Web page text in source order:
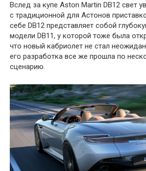
Вслед за купе Aston Martin DB12 свет
с традиционной для Астонов
себе DB12 представляет собой
модели DB11, у которой тоже была
что новый кабриолет не стал
его разработка все же прошла по
сценарию.